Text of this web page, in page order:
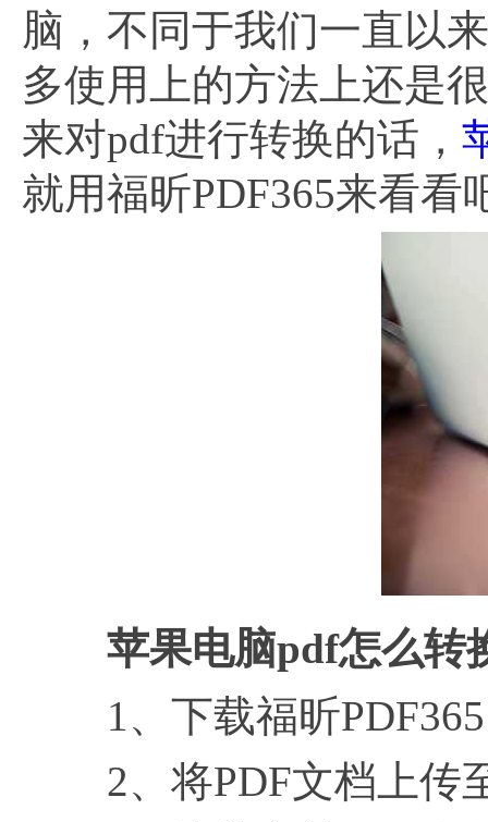
脑，不同于我们一直以
多使用上的方法上还是
来对pdf进行转换的话，
就用福昕PDF365来看看
苹果电脑pdf怎么转
1、下载福昕PDF365
2、将PDF文档上传